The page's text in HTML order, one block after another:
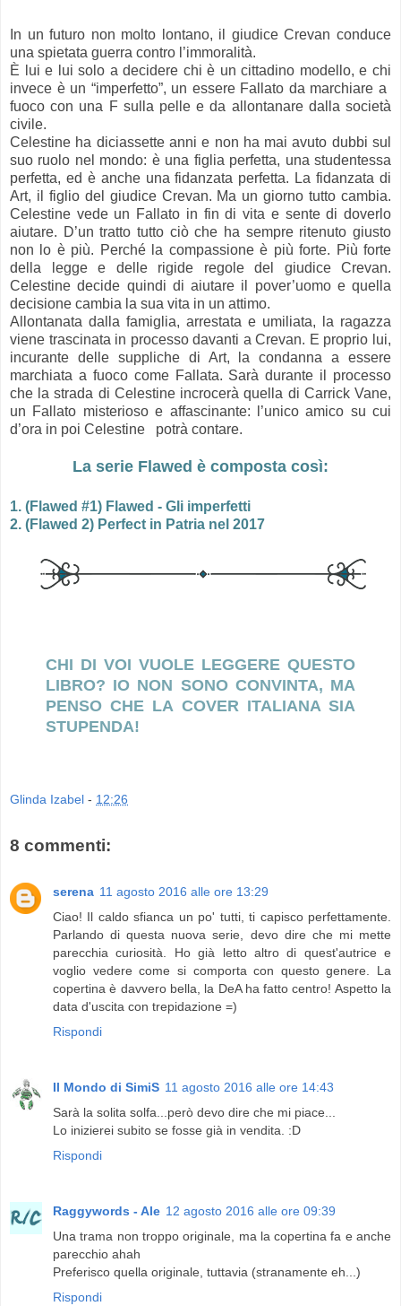
In un futuro non molto lontano, il giudice ​Crevan conduce
una spietata guerra contro l’immoralità.
È lui e lui solo a decidere chi è un cittadino modello, e chi
invece è un “imperfetto”, un essere Fallato da marchiare a ​
fuoco con una ​F sulla pelle e da allontanare dalla società
civile.
Celestine ha diciassette anni e non ha mai avuto dubbi sul
suo ruolo nel mondo: è una figlia perfetta, una studentessa
perfetta, ed è anche una fidanzata perfetta. La fidanzata di
Art, il figlio del giudice Crevan. Ma un giorno tutto cambia.
Celestine vede un Fallato in fin di vita e sente di doverlo
aiutare. D’un tratto tutto ciò che ha sempre ritenuto giusto
non lo è più. Perché la compassione è più forte. Più forte
della legge e delle rigide regole del giudice Crevan.
Celestine decide quindi di aiutare il pover’uomo e quella
decisione cambia la sua vita in un attimo.
Allontanata dalla famiglia, arrestata e umiliata, la ragazza
viene trascinata in processo davanti a Crevan. E proprio lui,
incurante delle suppliche di Art, la condanna a essere
marchiata a fuoco come Fallata. Sarà durante il processo
che la strada di Celestine incrocerà quella di Carrick Vane,
un Fallato misterioso e affascinante: l’unico amico su cui
d’ora in poi Celestine ​ ​ potrà contare.
La serie Flawed è composta così:
1. (Flawed #1) Flawed - Gli imperfetti
2. (Flawed 2) Perfect in Patria nel 2017
CHI DI VOI VUOLE LEGGERE QUESTO
LIBRO? IO NON SONO CONVINTA, MA
PENSO CHE LA COVER ITALIANA SIA
STUPENDA!
Glinda Izabel - 12:26
8 commenti:
serena 11 agosto 2016 alle ore 13:29
Ciao! Il caldo sfianca un po' tutti, ti capisco perfettamente.
Parlando di questa nuova serie, devo dire che mi mette
parecchia curiosità. Ho già letto altro di quest'autrice e
voglio vedere come si comporta con questo genere. La
copertina è davvero bella, la DeA ha fatto centro! Aspetto la
data d'uscita con trepidazione =)
Rispondi
Il Mondo di SimiS 11 agosto 2016 alle ore 14:43
Sarà la solita solfa...però devo dire che mi piace...
Lo inizierei subito se fosse già in vendita. :D
Rispondi
Raggywords - Ale 12 agosto 2016 alle ore 09:39
Una trama non troppo originale, ma la copertina fa e anche
parecchio ahah
Preferisco quella originale, tuttavia (stranamente eh...)
Rispondi